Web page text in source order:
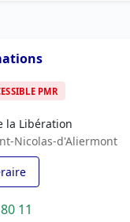
PMR
la Libération
Nicolas-d'Aliermont
11